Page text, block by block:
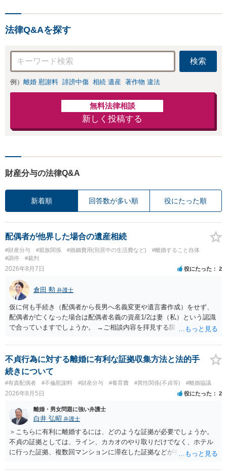
法律Q&Aを探す
検索
例） 離婚 慰謝料 誹謗中傷 相続 遺産 著作物 違法
無料法律相談
新しく投稿する
財産分与の法律Q&A
新着順 回答数が多い順 役にたった順
配偶者が他界した場合の遺産相続
#財産分与 #親族関係 #婚姻費用(別居中の生活費など)
#離婚すること自体
#調停
#裁判
2026年8月7日 役にたった 2
倉田 勲 弁護士
仮に何も手続き（配偶者から長男へ名義変更や遺言書作成）をせず、
配偶者が亡くなった場合は配偶者名義の資産1/2は妻（私）という認識
で合っていますでしょうか。 →ご相談内容を拝見する限りでは、その
完全に所有する場合は、他の相続人に対して自宅の評価額の１/２の代
償金の支払いが必要になります。
不貞行為に対する離婚に有利な証拠収集方法と法的手
続きについて
#有責配偶者 #不倫慰謝料 #財産分与 #養育費 #異性関係(不貞等) #離婚協議
2026年8月5日 役にたった 2
離婚・男女問題に強い弁護士
白井 弘昭 弁護士
＞こちらに有利に離婚するには、どのような証拠が必要でしょうか。
不貞の証拠としては、ライン、カカオのやり取りだけでなく、ホテル
に行った証拠、複数回マンションに滞在した証拠などが有効です。 不